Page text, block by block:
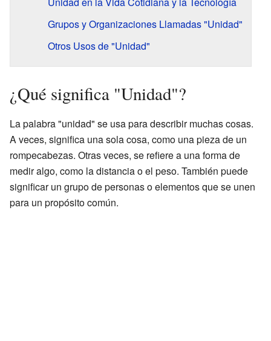
Grupos y Organizaciones Llamadas "Unidad"
Otros Usos de "Unidad"
¿Qué significa "Unidad"?
La palabra "unidad" se usa para describir muchas cosas.
A veces, significa una sola cosa, como una pieza de un
rompecabezas. Otras veces, se refiere a una forma de
medir algo, como la distancia o el peso. También puede
significar un grupo de personas o elementos que se unen
para un propósito común.